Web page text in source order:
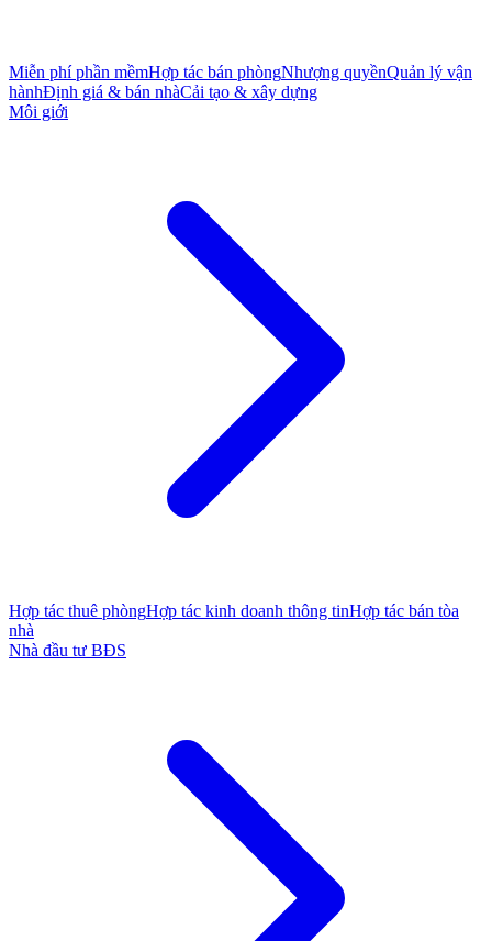
Miễn phí phần mềmHợp tác bán phòngNhượng quyềnQuản lý vận
hànhĐịnh giá & bán nhàCải tạo & xây dựng
Môi giới
Hợp tác thuê phòngHợp tác kinh doanh thông tinHợp tác bán tòa
nhà
Nhà đầu tư BĐS